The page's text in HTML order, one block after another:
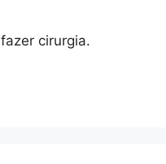
cirurgia.